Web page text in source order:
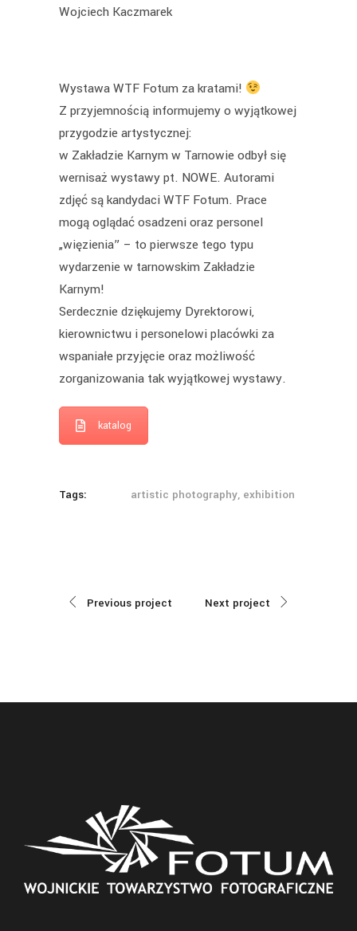
Wojciech Kaczmarek
Wystawa WTF Fotum za kratami!
Z przyjemnością informujemy o wyjątkowej
przygodzie artystycznej:
w Zakładzie Karnym w Tarnowie odbył się
wernisaż wystawy pt. NOWE. Autorami
zdjęć są kandydaci WTF Fotum. Prace
mogą oglądać osadzeni oraz personel
„więzienia” – to pierwsze tego typu
wydarzenie w tarnowskim Zakładzie
Karnym!
Serdecznie dziękujemy Dyrektorowi,
kierownictwu i personelowi placówki za
wspaniałe przyjęcie oraz możliwość
zorganizowania tak wyjątkowej wystawy.
katalog
Tags: artistic photography, exhibition
Previous project Next project